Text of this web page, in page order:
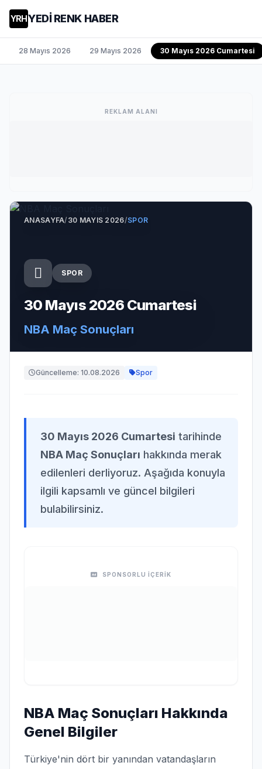
YRHYEDİ RENK HABER
28 Mayıs 2026 29 Mayıs 2026 30 Mayıs 2026 Cumartesi
REKLAM ALANI
ANASAYFA/30 MAYIS 2026/SPOR
SPOR
30 Mayıs 2026 Cumartesi
NBA Maç Sonuçları
Güncelleme: 10.08.2026 Spor
30 Mayıs 2026 Cumartesi tarihinde
NBA Maç Sonuçları hakkında merak
edilenleri derliyoruz. Aşağıda konuyla
ilgili kapsamlı ve güncel bilgileri
bulabilirsiniz.
SPONSORLU İÇERİK
NBA Maç Sonuçları Hakkında
Genel Bilgiler
Türkiye'nin dört bir yanından vatandaşların